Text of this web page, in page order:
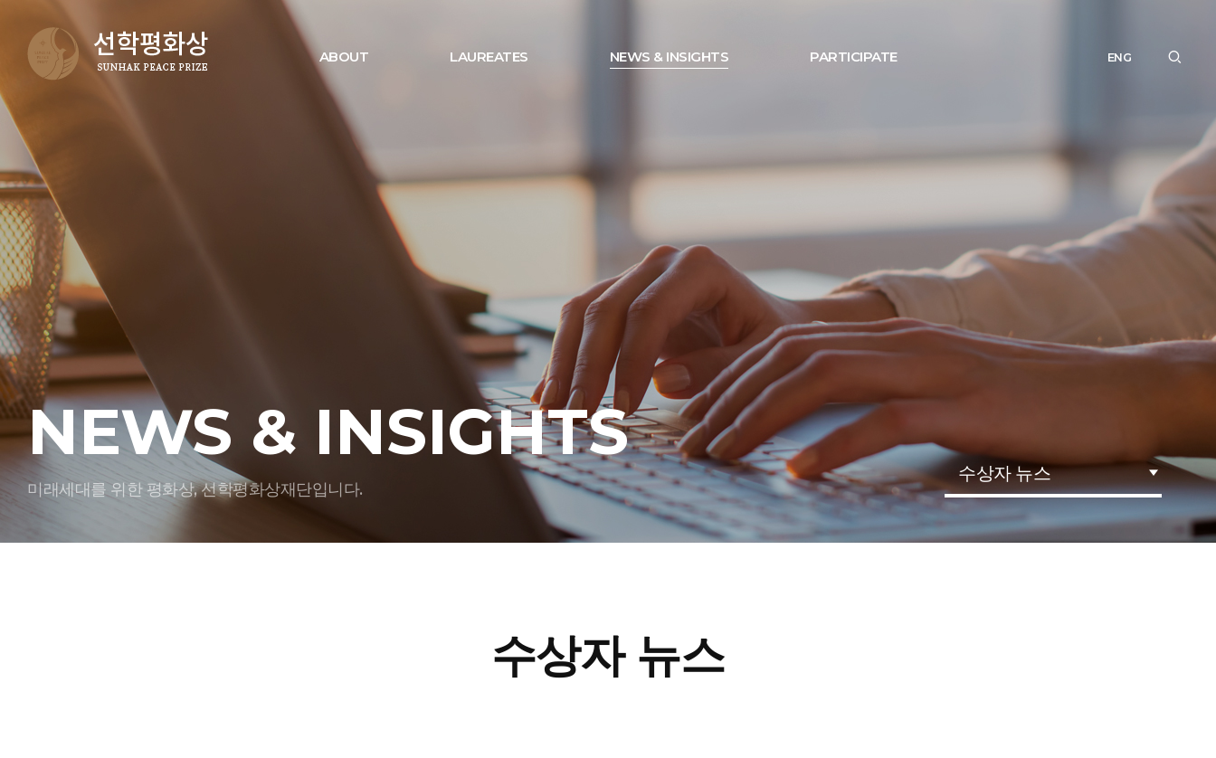
ABOUT LAUREATES NEWS & INSIGHTS PARTICIPATE ENG
NEWS & INSIGHTS
미래세대를 위한 평화상, 선학평화상재단입니다.
수상자 뉴스
수상자 뉴스